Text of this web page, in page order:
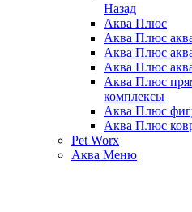
Назад
Аква Плюс
Аква Плюс
Аква Плюс
Аква Плюс
Аква Плюс
комплексы
Аква Плюс
Аква Плюс
Pet Worx
Аква Меню